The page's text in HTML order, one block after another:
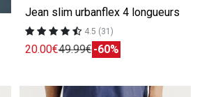
Jean slim urbanflex 4 longueurs
4.5 (31)
20.00€49.99€-60%